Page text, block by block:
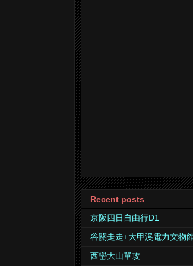
Recent posts
京阪四日自由行D1
谷關走走+大甲溪電力文物
西巒大山單攻